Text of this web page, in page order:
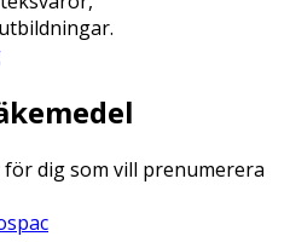
dig som vill prenumerera